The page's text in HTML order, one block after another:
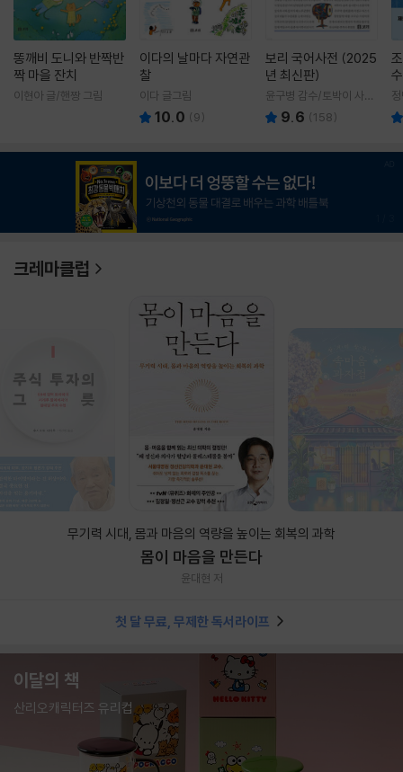
똥깨비 도니와 반짝반
짝 마을 잔치
이현아 글/핸짱 그림
이다의 날마다 자연관
찰
이다 글그림
10.0 (9)
보리 국어사전 (2025
년 최신판)
윤구병 감수/토박이 사전
편찬실 편
9.6 (158)
크레마클럽
무기력 시대, 몸과 마음의 역량을 높이는 회복의 과학
몸이 마음을 만든다
윤대현 저
첫 달 무료, 무제한 독서라이프
이달의 책
산리오캐릭터즈 유리컵